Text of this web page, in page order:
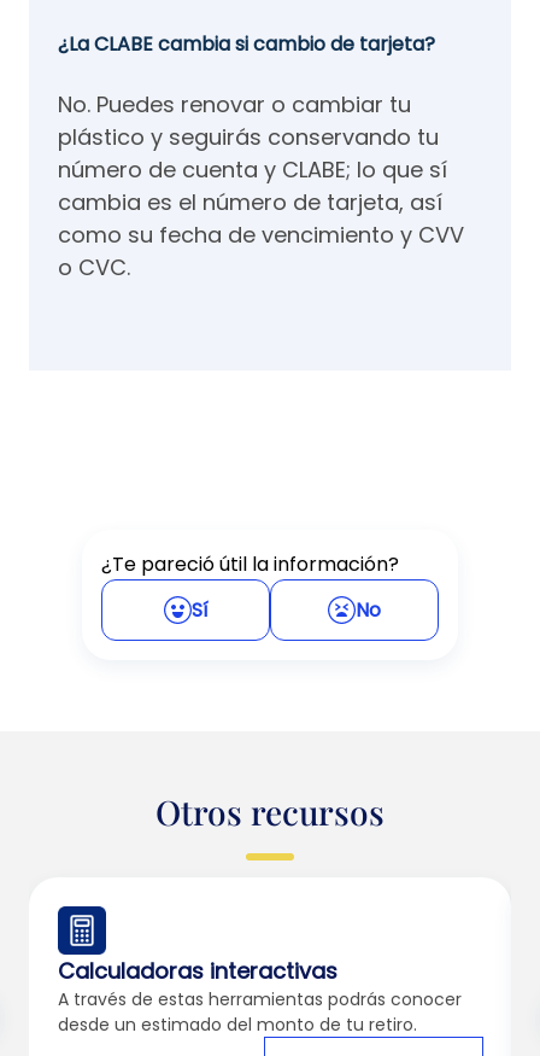
¿La CLABE cambia si cambio de tarjeta?
No. Puedes renovar o cambiar tu
plástico y seguirás conservando tu
número de cuenta y CLABE; lo que sí
cambia es el número de tarjeta, así
como su fecha de vencimiento y CVV
o CVC.
¿Te pareció útil la información?
Sí
No
Otros recursos
Calculadoras interactivas
A través de estas herramientas podrás conocer
desde un estimado del monto de tu retiro.